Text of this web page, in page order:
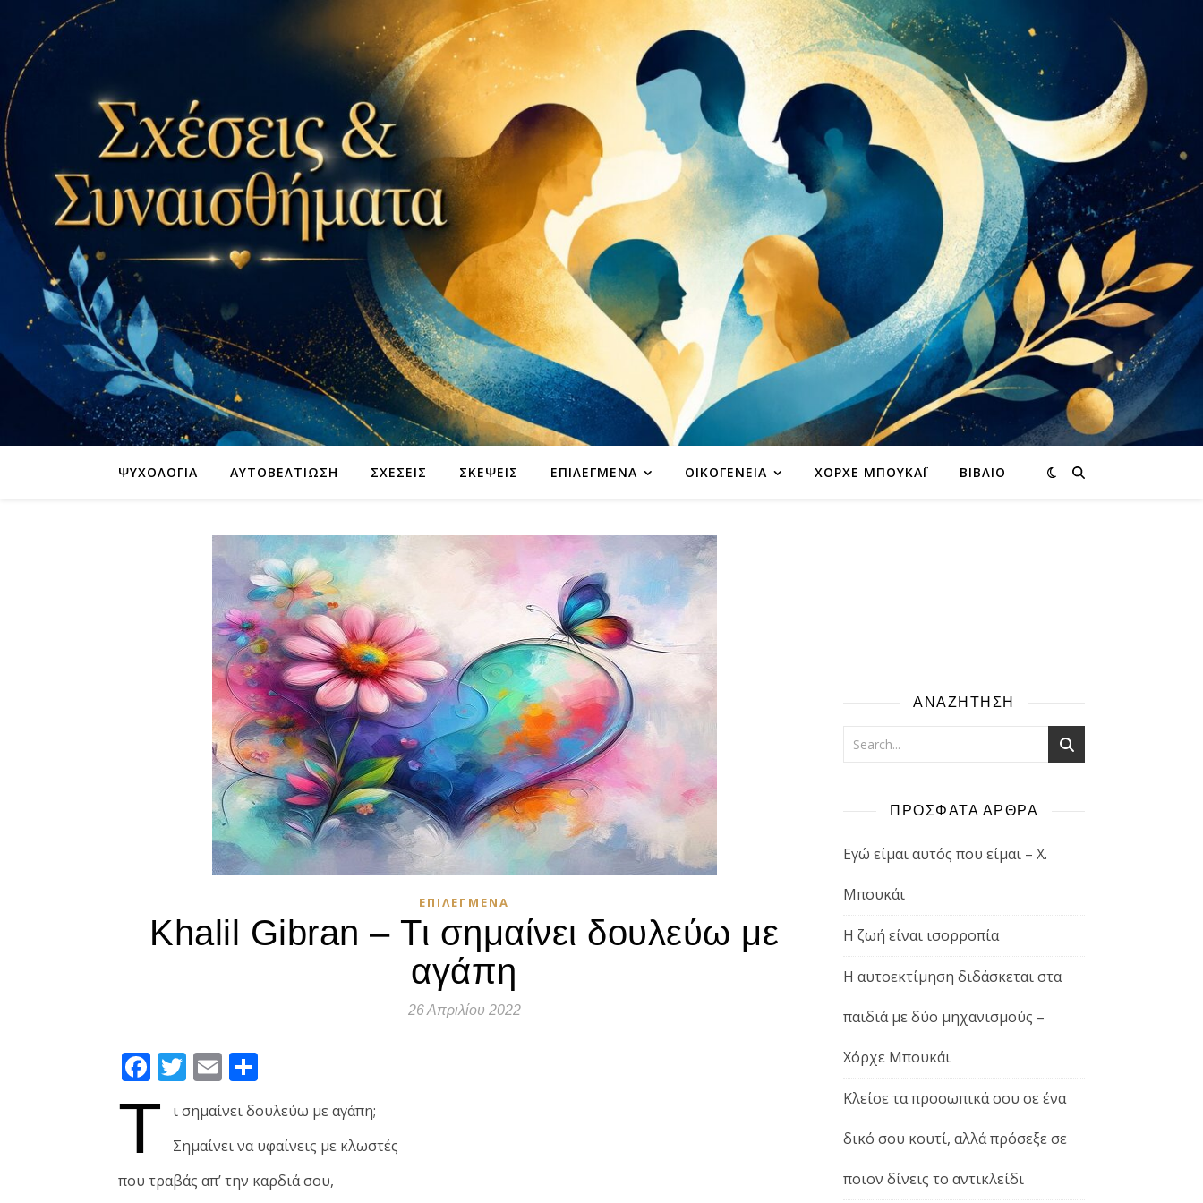
ΨΥΧΟΛΟΓΊΑ ΑΥΤΟΒΕΛΤΊΩΣΗ ΣΧΈΣΕΙΣ ΣΚΈΨΕΙΣ ΕΠΙΛΕΓΜΈΝΑ ΟΙΚΟΓΈΝΕΙΑ ΧΌΡΧΕ ΜΠΟΥΚΆΙ ΒΙΒΛΊΟ
ΕΠΙΛΕΓΜΈΝΑ
Khalil Gibran – Τι σημαίνει δουλεύω με
αγάπη
26 Απριλίου 2022
Facebook
Twitter
Email
Τ
ι σημαίνει δουλεύω με αγάπη;
Σημαίνει να υφαίνεις με κλωστές
που τραβάς απ’ την καρδιά σου,
ΑΝΑΖΗΤΗΣΗ
ΠΡΟΣΦΑΤΑ ΑΡΘΡΑ
Εγώ είμαι αυτός που είμαι – Χ.
Μπουκάι
Η ζωή είναι ισορροπία
Η αυτοεκτίμηση διδάσκεται στα
παιδιά με δύο μηχανισμούς –
Χόρχε Μπουκάι
Κλείσε τα προσωπικά σου σε ένα
δικό σου κουτί, αλλά πρόσεξε σε
ποιον δίνεις το αντικλείδι